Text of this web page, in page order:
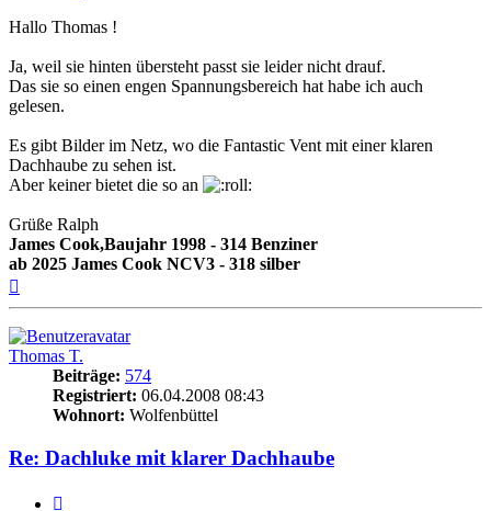
Hallo Thomas !
Ja, weil sie hinten übersteht passt sie leider nicht drauf.
Das sie so einen engen Spannungsbereich hat habe ich auch
gelesen.
Es gibt Bilder im Netz, wo die Fantastic Vent mit einer klaren
Dachhaube zu sehen ist.
Aber keiner bietet die so an
Grüße Ralph
James Cook,Baujahr 1998 - 314 Benziner
ab 2025 James Cook NCV3 - 318 silber
Thomas T.
Beiträge: 574
Registriert: 06.04.2008 08:43
Wohnort: Wolfenbüttel
Re: Dachluke mit klarer Dachhaube